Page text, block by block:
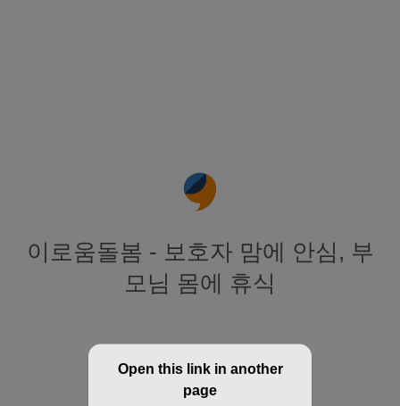
이로움돌봄 - 보호자 맘에 안심, 부
모님 몸에 휴식